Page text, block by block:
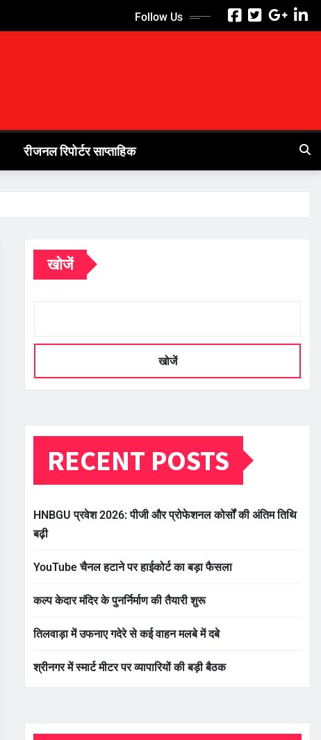
Follow Us
रीजनल रिपोर्टर साप्ताहिक
खोजें
खोजें
RECENT POSTS
HNBGU प्रवेश 2026: पीजी और प्रोफेशनल कोर्सों की अंतिम तिथि
बढ़ी
YouTube चैनल हटाने पर हाईकोर्ट का बड़ा फैसला
कल्प केदार मंदिर के पुनर्निर्माण की तैयारी शुरू
तिलवाड़ा में उफनाए गदेरे से कई वाहन मलबे में दबे
श्रीनगर में स्मार्ट मीटर पर व्यापारियों की बड़ी बैठक